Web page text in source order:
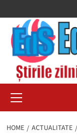
to
content
Menu
HOME ACTUALITATE